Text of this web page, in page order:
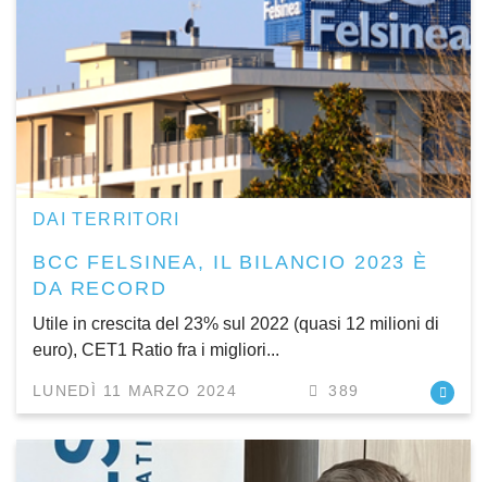
DAI TERRITORI
BCC FELSINEA, IL BILANCIO 2023 È
DA RECORD
Utile in crescita del 23% sul 2022 (quasi 12 milioni di
euro), CET1 Ratio fra i migliori...
LUNEDÌ 11 MARZO 2024 389